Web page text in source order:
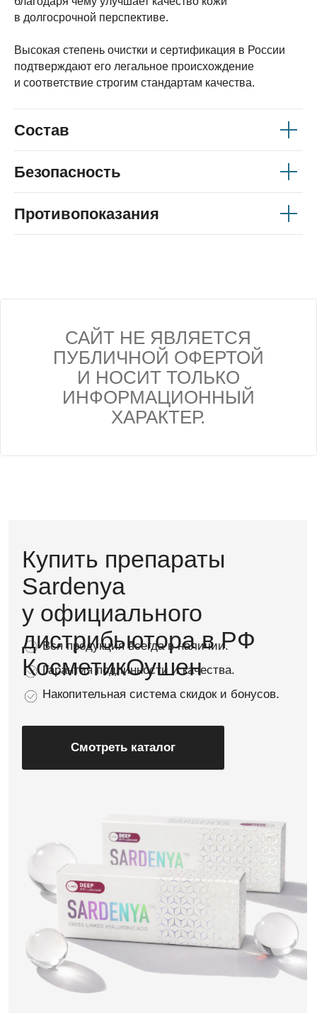
в долгосрочной перспективе.
Высокая степень очистки и сертификация в России
подтверждают его легальное происхождение
и соответствие строгим стандартам качества.
Состав
Безопасность
Противопоказания
САЙТ НЕ ЯВЛЯЕТСЯ
ПУБЛИЧНОЙ ОФЕРТОЙ
И НОСИТ ТОЛЬКО
ИНФОРМАЦИОННЫЙ
ХАРАКТЕР.
ООО «КосметикОушен»
Официальный дистрибьютор препаратов
Sardenya™ в РФ
Для клиентов
8 800 350 02 85
info@cosmeticocean.ru
Все права защищены
*Средства Lumenous, Matrix, Implant — в процессе
sardenya.ru© 2025